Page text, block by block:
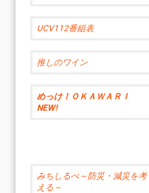
UCV112番組表
推しのワイン
めっけ！ＯＫＡＷＡＲＩ
NEW!
みちしるべ～防災・減災を考
える～